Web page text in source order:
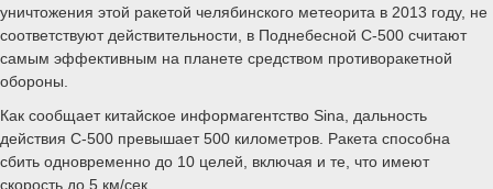
уничтожения этой ракетой челябинского метеорита в 2013 году, не
соответствуют действительности, в Поднебесной С-500 считают
самым эффективным на планете средством противоракетной
обороны.
Как сообщает китайское информагентство Sina, дальность
действия С-500 превышает 500 километров. Ракета способна
сбить одновременно до 10 целей, включая и те, что имеют
скорость до 5 км/сек.